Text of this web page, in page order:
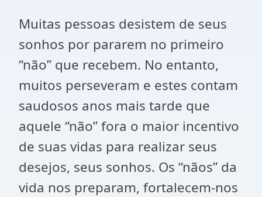
Muitas pessoas desistem de seus
sonhos por pararem no primeiro
“não” que recebem. No entanto,
muitos perseveram e estes contam
saudosos anos mais tarde que
aquele “não” fora o maior incentivo
de suas vidas para realizar seus
desejos, seus sonhos. Os “nãos” da
vida nos preparam, fortalecem-nos